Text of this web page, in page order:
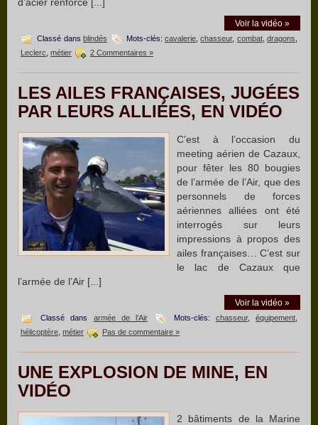
Voir la vidéo »
Classé dans blindés Mots-clés:cavalerie ,chasseur, combat,dragons
Leclerc métier 2 Commentaires »
LES AILES FRANÇAISES, JUGÉES
PAR LEURS ALLIÉES, EN VIDÉO
C’est à l’occasion du
meeting aérien de Cazaux,
pour fêter les 80 bougies
de l’armée de l’Air, que des
personnels de forces
aériennes alliées ont été
interrogés sur leurs
impressions à propos des
ailes françaises… C’est sur
le lac de Cazaux que
l’armée de l’Air [...]
Voir la vidéo »
Classé dans armée de l’Air Mots-clés: chasseur,équipement
hélicoptère métier Pas de commentaire »
UNE EXPLOSION DE MINE, EN
VIDÉO
2 bâtiments de la Marine